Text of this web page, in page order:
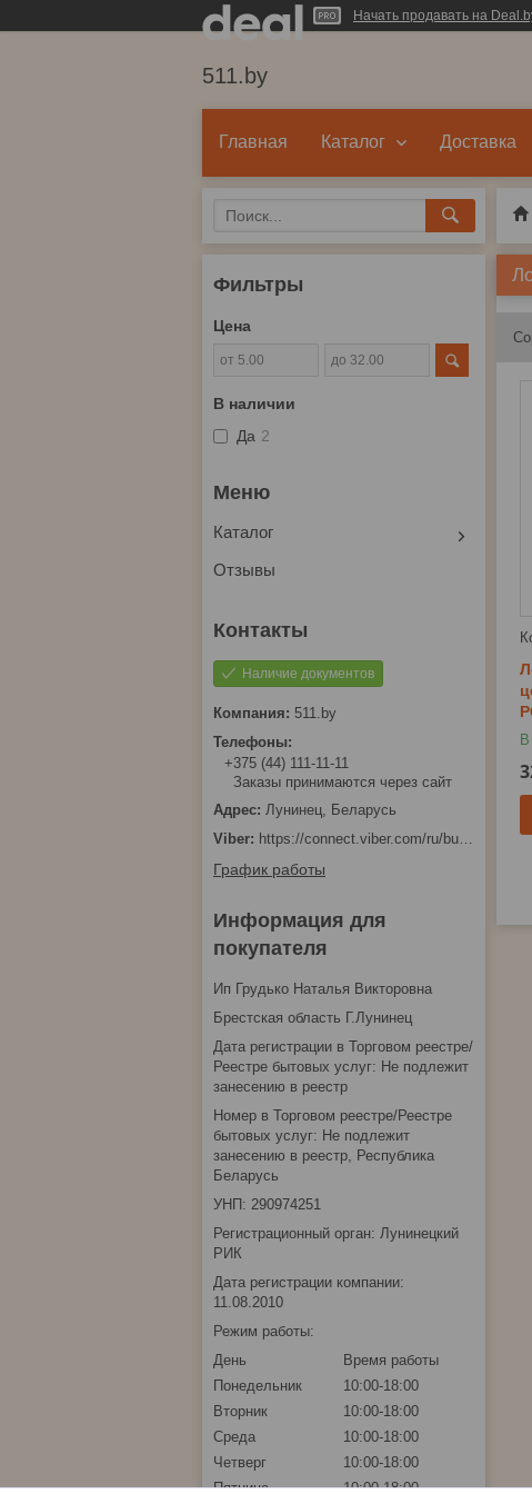
Начать продавать на
511.by
Главная Каталог Доставка
Фильтры
Цена
В наличии
Да 2
Каталог
Отзывы
Наличие документов
511.by
+375 (44) 111-11-11
Заказы принимаются через сайт
Лунинец, Беларусь
https://connect.viber.com/ru/business/1d480fbc-bd61-11ef-8513-eab83dfd23fa
График работы
Информация для
покупателя
Ип Грудько Наталья Викторовна
Брестская область Г.Лунинец
Дата регистрации в Торговом реестре/
Реестре бытовых услуг: Не подлежит
занесению в реестр
Номер в Торговом реестре/Реестре
бытовых услуг: Не подлежит
занесению в реестр, Республика
Беларусь
УНП: 290974251
Регистрационный орган: Лунинецкий
РИК
Дата регистрации компании:
11.08.2010
Режим работы:
День
Время работы
Понедельник
10:00-18:00
Вторник
10:00-18:00
Среда
10:00-18:00
Четверг
10:00-18:00
Пятница
10:00-18:00